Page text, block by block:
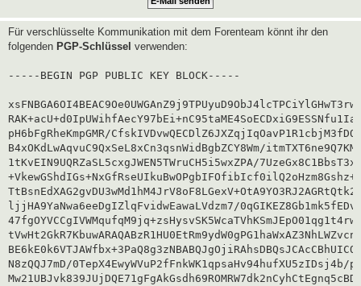
Für verschlüsselte Kommunikation mit dem Forenteam könnt ihr den
folgenden PGP-Schlüssel verwenden:
-----BEGIN PGP PUBLIC KEY BLOCK-----
pH6bFgRheKmpGMR/
B4xOKdLwAqvuC9QxSeL8xCn3qsnWidBgbZCY8Wm/
1tKvEIN9UQRZaSL5cxgJWEN5TWruCH5i5wxZPA/
ljjHA9YaNwa6eeDgIZlqFvidwEawaLVdzm7/
N8zQQJ7mD/0TepX4EwyWVuP2fFnkWK1qpsaHv94hufXU5zIDsj4b/